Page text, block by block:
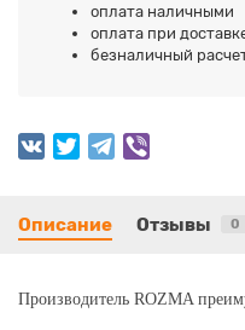
оплата наличными
оплата при
безналичный
Описание Отзывы 0
Производитель ROZMA